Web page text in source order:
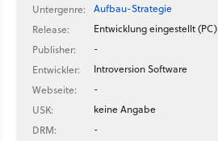
Untergenre:
Aufbau-Strategie
Release:
Entwicklung eingestellt (PC)
Publisher:
-
Entwickler:
Introversion Software
Webseite:
-
USK:
keine Angabe
DRM:
-